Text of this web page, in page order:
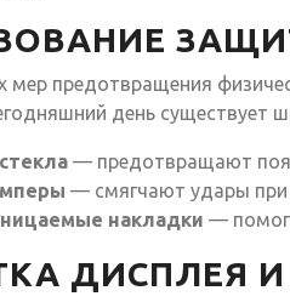
мер предотвращения
день существует
— предотвращают
— смягчают удары при
накладки —
ДИСПЛЕЯ И